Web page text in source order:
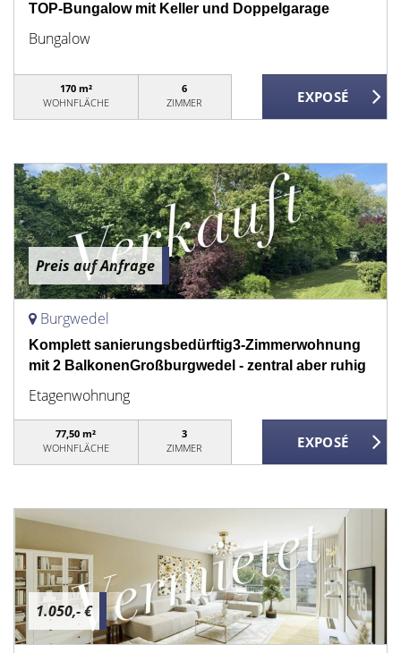
TOP-Bungalow mit Keller und Doppelgarage
Bungalow
170 m²
WOHNFLÄCHE
6
ZIMMER
Preis auf Anfrage
Burgwedel
Komplett sanierungsbedürftig3-Zimmerwohnung
mit 2 BalkonenGroßburgwedel - zentral aber ruhig
Etagenwohnung
77,50 m²
WOHNFLÄCHE
3
ZIMMER
1.050,- €